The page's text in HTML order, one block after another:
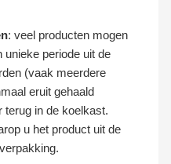
: veel producten mogen
unieke periode uit de
(vaak meerdere
eruit gehaald
terug in de koelkast.
u het product uit de